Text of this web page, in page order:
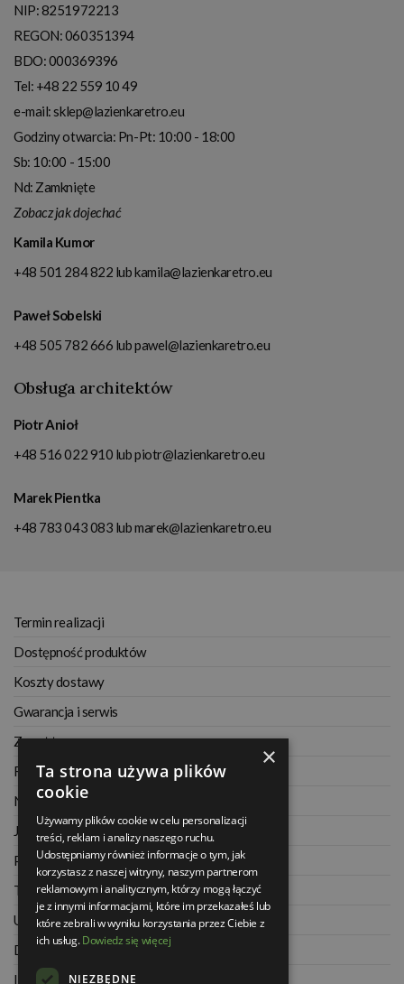
NIP:8251972213
REGON: 060351394
BDO: 000369396
Tel: +48 22 559 10 49
e-mail:sklep@lazienkaretro.eu
Godziny otwarcia: Pn-Pt: 10:00 - 18:00
Sb: 10:00 - 15:00
Nd: Zamknięte
Zobacz jak dojechać
Kamila Kumor
+48 501 284 822 lubkamila@lazienkaretro.eu
Paweł Sobelski
+48 505 782 666 lubpawel@lazienkaretro.eu
Obsługa architektów
Piotr Anioł
+48 516 022 910 lubpiotr@lazienkaretro.eu
Marek Pientka
+48 783 043 083 lubmarek@lazienkaretro.eu
Termin realizacji
Dostępność produktów
Koszty dostawy
Gwarancja i serwis
Zwrot towaru
Regulamin
Najczęściej zadawane pytania
Jak kupować na raty
Polityka prywatności
Twoje zamówienia
Ustawienia konta
Dane kontaktowe
Informacje o firmie
×
Ta strona używa plików
cookie
Używamy plików cookie w celu personalizacji
treści, reklam i analizy naszego ruchu.
Udostępniamy również informacje o tym, jak
korzystasz z naszej witryny, naszym partnerom
reklamowym i analitycznym, którzy mogą łączyć
je z innymi informacjami, które im przekazałeś lub
które zebrali w wyniku korzystania przez Ciebie z
ich usług.Dowiedz się więcej
NIEZBĘDNE